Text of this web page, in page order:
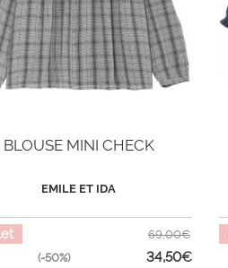
BLOUSE MINI CHECK
EMILE ET IDA
(-50%)
69,00€
34,50€